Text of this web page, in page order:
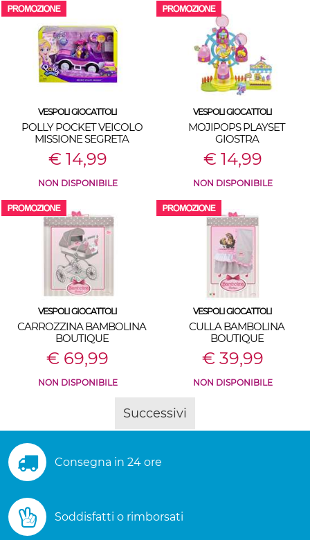
VESPOLI GIOCATTOLI
POLLY POCKET VEICOLO
MISSIONE SEGRETA
€ 14,99
NON DISPONIBILE
VESPOLI GIOCATTOLI
MOJIPOPS PLAYSET
GIOSTRA
€ 14,99
NON DISPONIBILE
VESPOLI GIOCATTOLI
CARROZZINA BAMBOLINA
BOUTIQUE
€ 69,99
NON DISPONIBILE
VESPOLI GIOCATTOLI
CULLA BAMBOLINA
BOUTIQUE
€ 39,99
NON DISPONIBILE
Successivi
Consegna in 24 ore
Soddisfatti o rimborsati